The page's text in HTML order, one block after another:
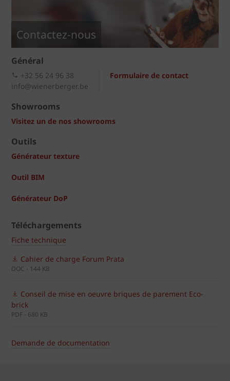
Contactez-nous
Général
Formulaire de contact
+32 56 24 96 38
info@wienerberger.be
Showrooms
Visitez un de nos showrooms
Outils
Générateur texture
Outil BIM
Générateur DoP
Téléchargements
Fiche technique
Cahier de charge Forum Prata
DOC - 144 KB
Conseil de mise en oeuvre briques de parement Eco-
brick
PDF - 680 KB
Demande de documentation